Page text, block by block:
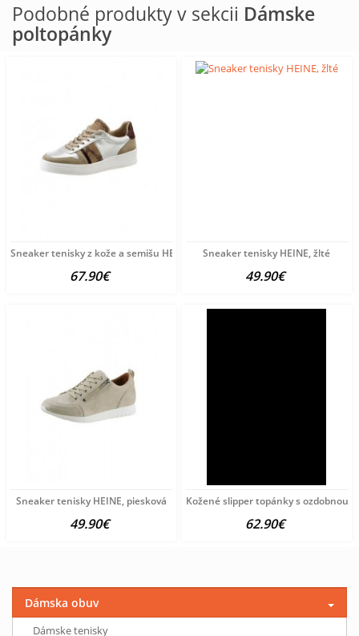
Podobné produkty v sekcii Dámske
poltopánky
Sneaker tenisky z kože a semišu HEINE, viacfarebné
67.90€
Sneaker tenisky HEINE, žlté
49.90€
Sneaker tenisky HEINE, piesková
49.90€
Kožené slipper topánky s ozdobnou
62.90€
Dámska obuv
Dámske tenisky